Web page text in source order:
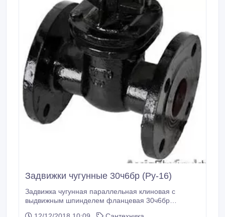
Задвижки чугунные 30ч6бр (Ру-16)
Задвижка чугунная параллельная клиновая с
выдвижным шпинделем фланцевая 30ч6бр